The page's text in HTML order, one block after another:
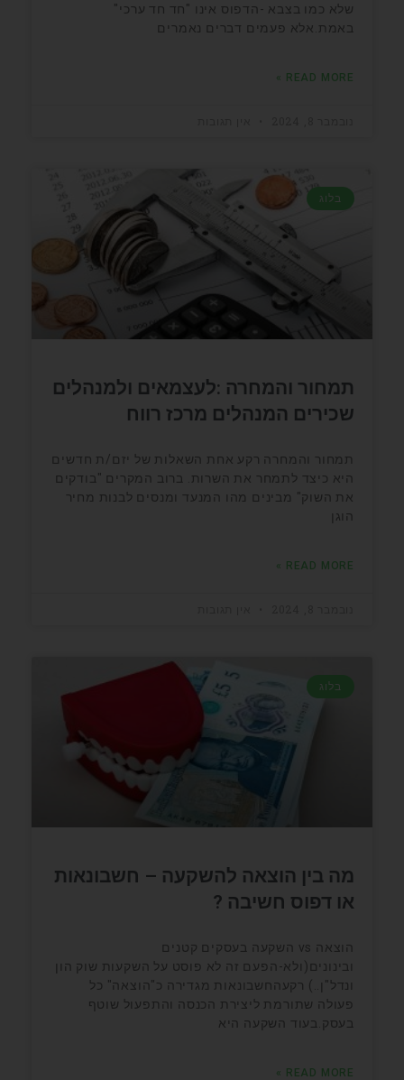
שלא כמו בצבא -הדפוס אינו "חד חד ערכי"
באמת.אלא פעמים דברים נאמרים
READ MORE »
בלוג
תמחור והמחרה :לעצמאים ולמנהלים
שכירים המנהלים מרכז רווח
תמחור והמחרה רקע אחת השאלות של יזם/ת חדשים
היא כיצד לתמחר את השרות. ברוב המקרים "בודקים
את השוק" מבינים מהו המנעד ומנסים לבנות מחיר
הוגן
READ MORE »
בלוג
מה בין הוצאה להשקעה – חשבונאות
או דפוס חשיבה ?
הוצאה vs השקעה בעסקים קטנים
ובינונים(ולא-הפעם זה לא פוסט על השקעות שוק הון
ונדל"ן..) רקעהחשבונאות מגדירה כ"הוצאה" כל
פעולה שתורמת ליצירת הכנסה והתפעול שוטף
בעסק.בעוד השקעה היא
READ MORE »